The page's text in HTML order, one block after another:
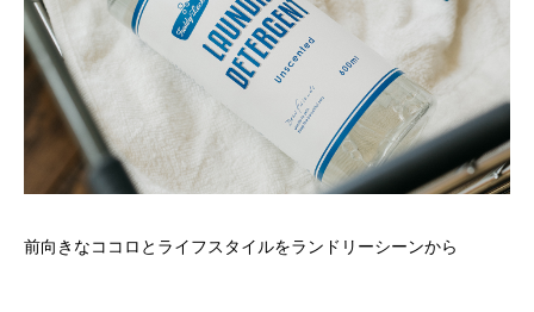
前向きなココロとライフスタイルをランドリーシーンから